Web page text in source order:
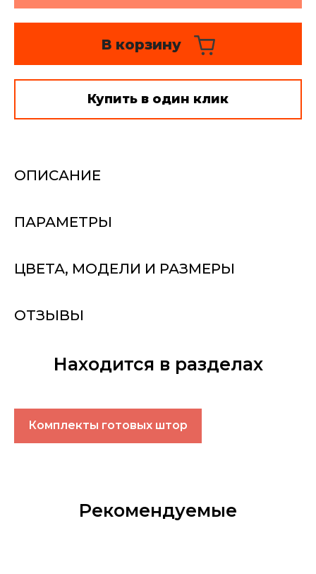
Стирка штор, глажка,
отпаривание
В корзину
Купить в один клик
ОПИСАНИЕ
ПАРАМЕТРЫ
ЦВЕТА, МОДЕЛИ И РАЗМЕРЫ
ОТЗЫВЫ
Находится в разделах
Комплекты готовых штор
Рекомендуемые